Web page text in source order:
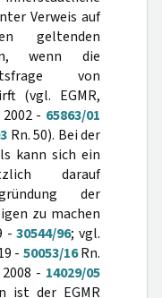
Verweis auf
geltenden
wenn die
von
(vgl. EGMR,
- 65863/01
Rn. 50). Bei der
kann sich ein
darauf
der
zu machen
-30544/96; vgl.
- 50053/16Rn.
- 14029/05
ist der EGMR